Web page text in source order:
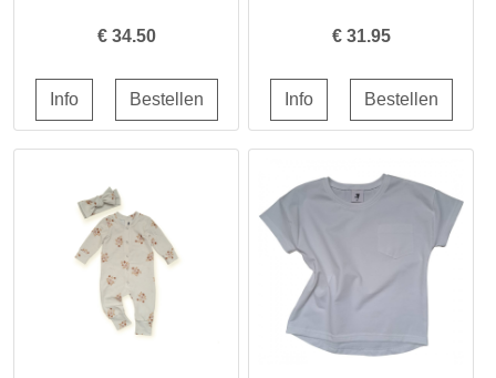
€ 34.50 € 31.95